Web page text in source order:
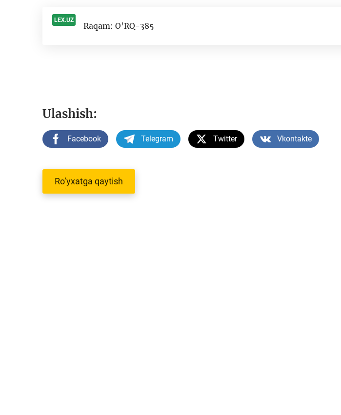
LEX.UZ
Raqam: O'RQ-385
Ulashish:
Facebook Telegram Twitter Vkontakte
Ro‘yxatga qaytish